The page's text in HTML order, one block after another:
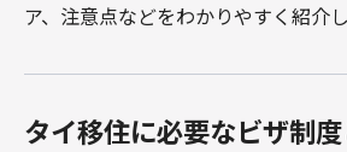
ア、注意点などをわかりやすく紹介し
タイ移住に必要なビザ制度